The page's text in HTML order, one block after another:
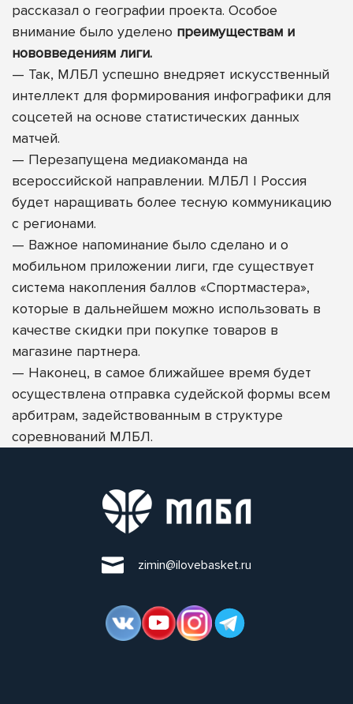
рассказал о географии проекта. Особое
внимание было уделено преимуществам и
нововведениям лиги.
— Так, МЛБЛ успешно внедряет искусственный
интеллект для формирования инфографики для
соцсетей на основе статистических данных
матчей.
— Перезапущена медиакоманда на
всероссийской направлении. МЛБЛ | Россия
будет наращивать более тесную коммуникацию
с регионами.
— Важное напоминание было сделано и о
мобильном приложении лиги, где существует
система накопления баллов «Спортмастера»,
которые в дальнейшем можно использовать в
качестве скидки при покупке товаров в
магазине партнера.
— Наконец, в самое ближайшее время будет
осуществлена отправка судейской формы всем
арбитрам, задействованным в структуре
соревнований МЛБЛ.
zimin@ilovebasket.ru